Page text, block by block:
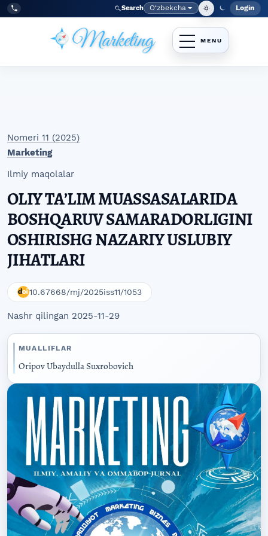
Skip to main navigation menu
Skip to main content
Skip to site footer
Tel:
+998977838464 Search Language
O‘zbekcha Login
Nomeri 11 (2025)
Marketing
Ilmiy maqolalar
OLIY TAʼLIM MUASSASALARIDA
BOSHQARUV SAMARADORLIGINI
OSHIRISHG NAZARIY USLUBIY
JIHATLARI
10.67668/mj/2025iss11/1053
Nashr qilingan 2025-11-29
MUALLIFLAR
Oripov Ubaydulla Suxrobovich